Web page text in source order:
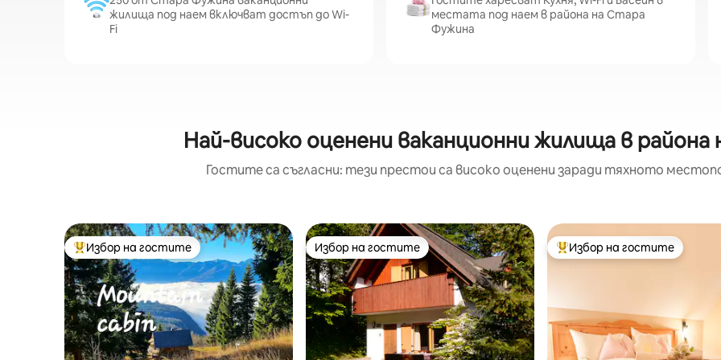
жилища под наем включват достъп до Wi-
Fi
местата под наем в района на Стара
Фужина
Най-високо оценени ваканционни жилища в
Гостите са съгласни: тези престои са високо оценени заради тяхното
Най-популярен избор на гостите
Избор на гостите Избор на гостите
Избор на гостите Най-популярен избор на
Избор на гостите